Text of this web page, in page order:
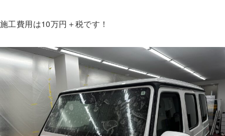
施工費用は10万円＋税です！